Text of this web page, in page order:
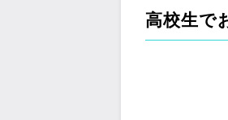
高校生で